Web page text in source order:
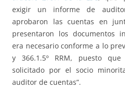
exigir un informe de
aprobaron las cuentas en
presentaron los documentos
era necesario conforme a lo
y 366.1.5º RRM, puesto
solicitado por el socio
auditor de cuentas”.